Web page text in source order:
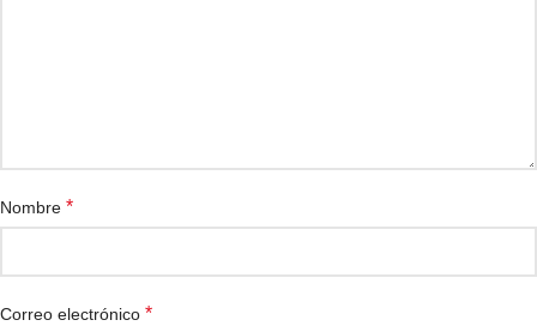
Nombre *
Correo electrónico *